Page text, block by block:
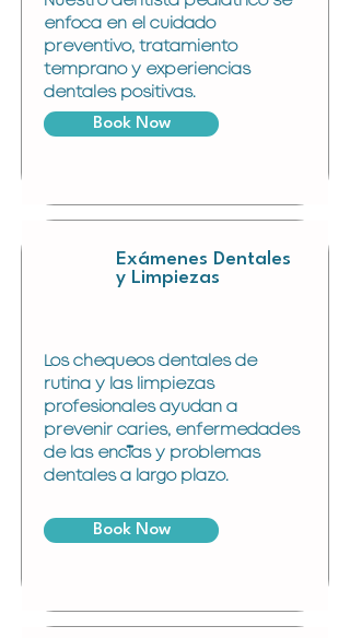
enfoca en el cuidado
preventivo, tratamiento
temprano y experiencias
dentales positivas.
Book Now
Exámenes Dentales
y Limpiezas
Los chequeos dentales de
rutina y las limpiezas
profesionales ayudan a
prevenir caries, enfermedades
de las encías y problemas
dentales a largo plazo.
Book Now